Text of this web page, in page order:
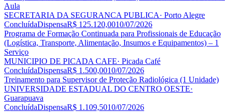
Aula
SECRETARIA DA SEGURANCA PUBLICA· Porto Alegre
ConcluídaDispensaR$ 125.120,0010/07/2026
Programa de Formação Continuada para Profissionais de Educação
(Logística, Transporte, Alimentação, Insumos e Equipamentos) – 1
Serviço
MUNICIPIO DE PICADA CAFE· Picada Café
ConcluídaDispensaR$ 1.500,0010/07/2026
Treinamento para Supervisor de Proteção Radiológica (1 Unidade)
UNIVERSIDADE ESTADUAL DO CENTRO OESTE·
Guarapuava
ConcluídaDispensaR$ 1.109,5010/07/2026